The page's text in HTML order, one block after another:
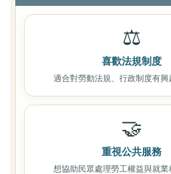
⚖️
喜歡法規制度
適合對勞動法規、行政制度有興
🤝
重視公共服務
想協助民眾處理勞工權益與就業